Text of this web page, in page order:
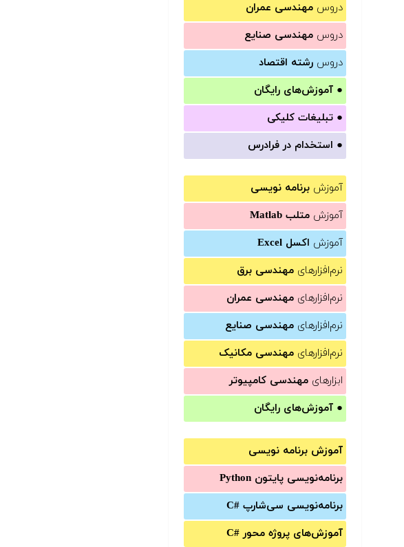
دروس مهندسی عمران
دروس مهندسی صنایع
دروس رشته اقتصاد
● آموزش‌های رایگان
● تبلیغات کلیکی
● استخدام در فرادرس
آموزش برنامه نویسی
آموزش متلب Matlab
آموزش اکسل Excel
نرم‌افزارهای مهندسی برق
نرم‌افزارهای مهندسی عمران
نرم‌افزارهای مهندسی صنایع
نرم‌افزارهای مهندسی مکانیک
ابزارهای مهندسی کامپیوتر
● آموزش‌های رایگان
آموزش برنامه نویسی
برنامه‌نویسی پایتون Python
برنامه‌‌نویسی سی‌شارپ C#‎
آموزش‌های پروژه محور #C